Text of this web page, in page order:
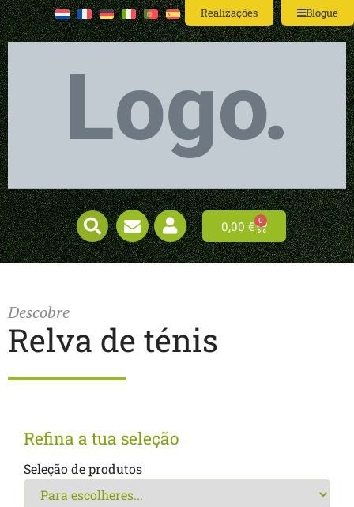
Realizações Blogue
0,00 € 0
Descobre
Relva de ténis
Refina a tua seleção
Seleção de produtos